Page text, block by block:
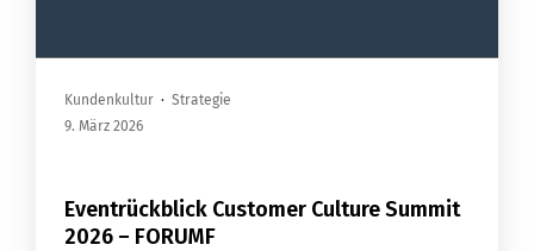
Eventrückblick Customer Culture Summit
2026 – FORUMF
Kundenkultur · Strategie
9. März 2026